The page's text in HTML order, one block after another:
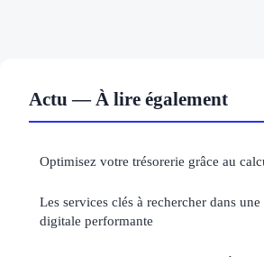
Actu — À lire également
Optimisez votre trésorerie grâce au
Les services clés à rechercher dans
digitale performante